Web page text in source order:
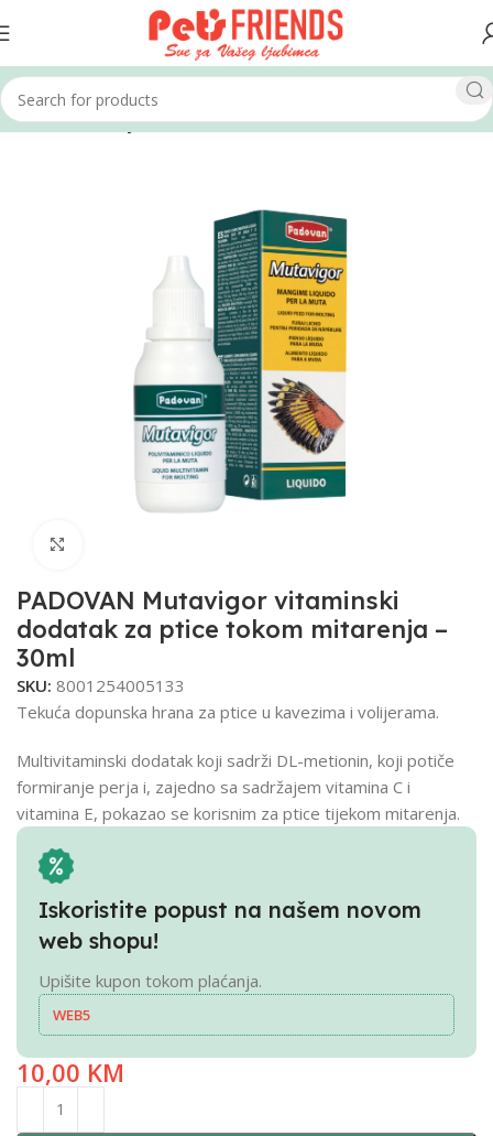
Home Ptice Lijekovi
PADOVAN Mutavigor vitaminski
dodatak za ptice tokom mitarenja –
30ml
SKU: 8001254005133
Tekuća dopunska hrana za ptice u kavezima i volijerama.
Multivitaminski dodatak koji sadrži DL-metionin, koji potiče
formiranje perja i, zajedno sa sadržajem vitamina C i
vitamina E, pokazao se korisnim za ptice tijekom mitarenja.
Iskoristite popust na našem novom
web shopu!
Upišite kupon tokom plaćanja.
WEB5
10,00 KM